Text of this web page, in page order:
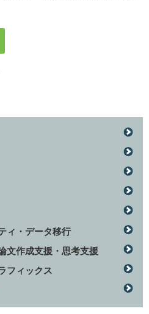
ィ・データ移行
文作成支援・思考支援
フィックス